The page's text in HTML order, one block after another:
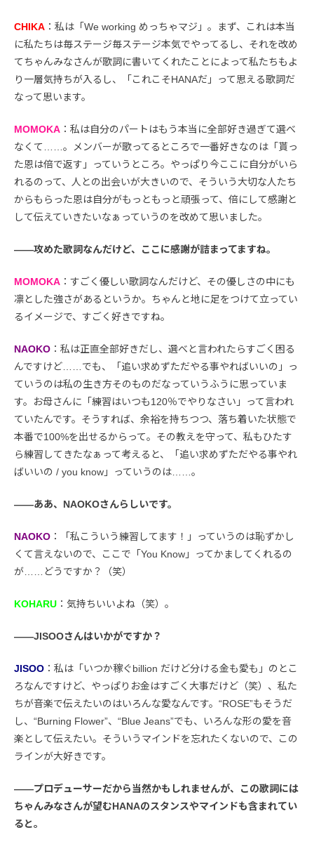
CHIKA ：私は「We working めっちゃマジ」。まず、これは本当
に私たちは毎ステージ毎ステージ本気でやってるし、それを改め
てちゃんみなさんが歌詞に書いてくれたことによって私たちもよ
り一層気持ちが入るし、「これこそHANAだ」って思える歌詞だ
なって思います。
MOMOKA ：私は自分のパートはもう本当に全部好き過ぎて選べ
なくて……。メンバーが歌ってるところで一番好きなのは「貰っ
た恩は倍で返す」っていうところ。やっぱり今ここに自分がいら
れるのって、人との出会いが大きいので、そういう大切な人たち
からもらった恩は自分がもっともっと頑張って、倍にして感謝と
して伝えていきたいなぁっていうのを改めて思いました。
――攻めた歌詞なんだけど、ここに感謝が詰まってますね。
MOMOKA ：すごく優しい歌詞なんだけど、その優しさの中にも
凛とした強さがあるというか。ちゃんと地に足をつけて立ってい
るイメージで、すごく好きですね。
NAOKO ：私は正直全部好きだし、選べと言われたらすごく困る
んですけど……でも、「追い求めずただやる事やればいいの」っ
ていうのは私の生き方そのものだなっていうふうに思っていま
す。お母さんに「練習はいつも120％でやりなさい」って言われ
ていたんです。そうすれば、余裕を持ちつつ、落ち着いた状態で
本番で100%を出せるからって。その教えを守って、私もひたす
ら練習してきたなぁって考えると、「追い求めずただやる事やれ
ばいいの / you know」っていうのは……。
――ああ、NAOKOさんらしいです。
NAOKO ：「私こういう練習してます！」っていうのは恥ずかし
くて言えないので、ここで「You Know」ってかましてくれるの
が……どうですか？（笑）
KOHARU ：気持ちいいよね（笑）。
――JISOOさんはいかがですか？
JISOO ：私は「いつか稼ぐbillion だけど分ける金も愛も」のとこ
ろなんですけど、やっぱりお金はすごく大事だけど（笑）、私た
ちが音楽で伝えたいのはいろんな愛なんです。“ROSE”もそうだ
し、“Burning Flower”、“Blue Jeans”でも、いろんな形の愛を音
楽として伝えたい。そういうマインドを忘れたくないので、この
ラインが大好きです。
――プロデューサーだから当然かもしれませんが、この歌詞には
ちゃんみなさんが望むHANAのスタンスやマインドも含まれてい
ると。